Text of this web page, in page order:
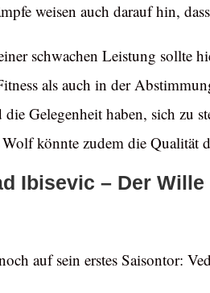
weisen auch darauf hin,
schwachen Leistung sollte
als auch in der
Gelegenheit haben, sich zu
könnte zudem die Qualität
Ibisevic – Der
auf sein erstes Saisontor: